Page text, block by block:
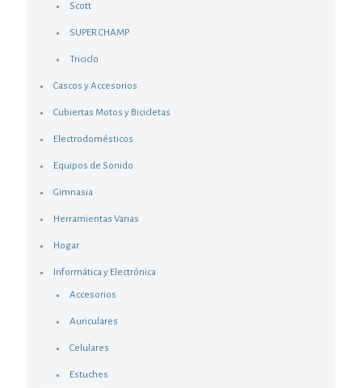
Scott
SUPER CHAMP
Triciclo
Cascos y Accesorios
Cubiertas Motos y Bicicletas
Electrodomésticos
Equipos de Sonido
Gimnasia
Herramientas Varias
Hogar
Informática y Electrónica
Accesorios
Auriculares
Celulares
Estuches